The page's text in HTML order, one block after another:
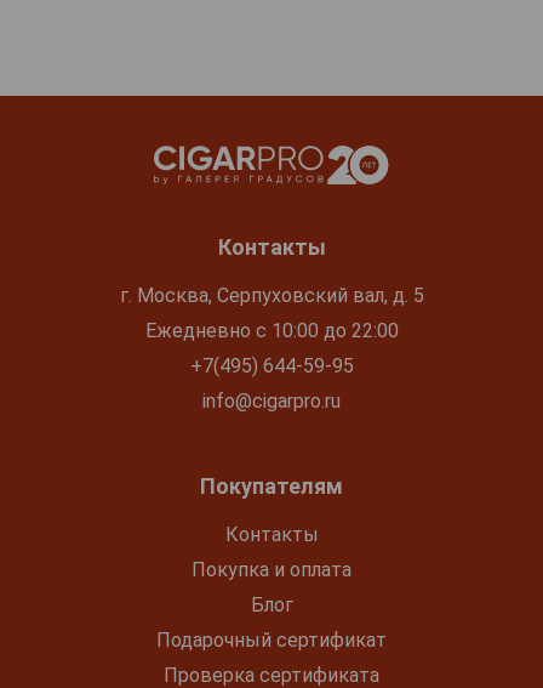
Контакты
г. Москва, Серпуховский вал, д. 5
Ежедневно с 10:00 до 22:00
+7(495) 644-59-95
info@cigarpro.ru
Покупателям
Контакты
Покупка и оплата
Блог
Подарочный сертификат
Проверка сертификата